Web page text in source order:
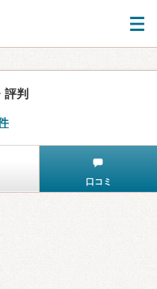
評判
口コミ